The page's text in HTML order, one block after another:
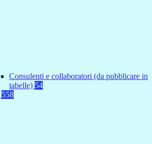
Consulenti e collaboratori (da pubblicare in
tabelle) 54
558